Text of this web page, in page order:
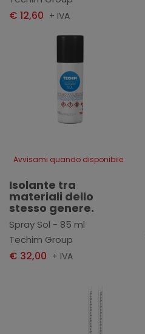
€ 12,60 + IVA
Avvisami quando disponibile
Isolante tra
materiali dello
stesso genere.
Spray Sol - 85 ml
Techim Group
€ 32,00 + IVA